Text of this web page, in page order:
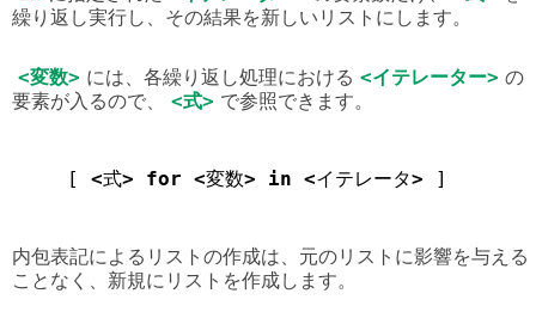
繰り返し実行し、その結果を新しいリストにします。
<変数> には、各繰り返し処理における <イテレーター> の
要素が入るので、
<式> で参照できます。
[ <式> for <変数> in <イテレータ> ]
内包表記によるリストの作成は、元のリストに影響を与える
ことなく、新規にリストを作成します。